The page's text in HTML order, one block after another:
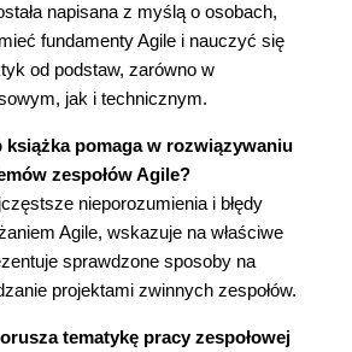
napisana z myślą o osobach,
fundamenty Agile i nauczyć się
od podstaw, zarówno w
jak i technicznym.
książka pomaga w rozwiązywaniu
zespołów Agile?
nieporozumienia i błędy
Agile, wskazuje na właściwe
sprawdzone sposoby na
projektami zwinnych zespołów.
tematykę pracy zespołowej